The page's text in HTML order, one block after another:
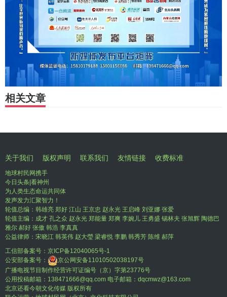
相关文章
关于我们 版权声明 联系我们 友情链接 收费标准
地球村民网携手
今日头条|看神州
为人类生态命运共同体
发声发力汇聚智力！
轮值总编：韩雄亮 郑好 江山 王京忠 赵永光 王启峰 刘亚娜 张爱
轮值主编：成才 孔之众 赵永光 郑能量 郑爽 李婉儿 王勇盛 锡林夫 张旭辉 陶德巴
雅尔 郝好 张傲 韩浩 李真真
公益律师：宋晓江 韩英伟 赵大瑩 梁睿悦 李鹏 韩秀芳 陈维 郝萍
工信部备案号： 京ICP备12040065号-1
公安部备案号：
京公网安备11010502038197号
广播电视节目制作经营许可证编号（京）字第23776号
公用投稿邮箱：138471666@qq.com 电子邮箱：dqcmwz@163.com
北京还看今朝文化传媒 版权所有